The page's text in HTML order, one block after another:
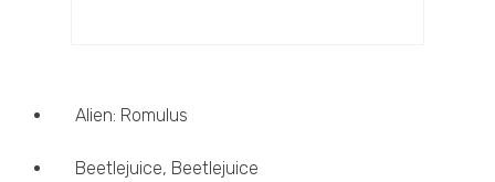
Alien: Romulus
Beetlejuice, Beetlejuice